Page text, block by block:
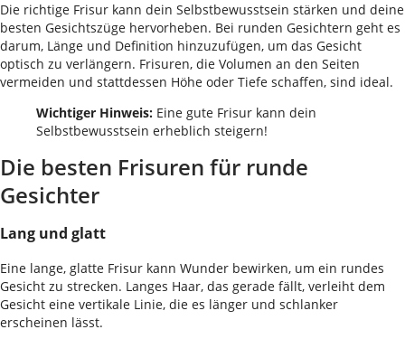
Die richtige Frisur kann dein Selbstbewusstsein stärken und deine
besten Gesichtszüge hervorheben. Bei runden Gesichtern geht es
darum, Länge und Definition hinzuzufügen, um das Gesicht
optisch zu verlängern. Frisuren, die Volumen an den Seiten
vermeiden und stattdessen Höhe oder Tiefe schaffen, sind ideal.
Wichtiger Hinweis: Eine gute Frisur kann dein
Selbstbewusstsein erheblich steigern!
Die besten Frisuren für runde
Gesichter
Lang und glatt
Eine lange, glatte Frisur kann Wunder bewirken, um ein rundes
Gesicht zu strecken. Langes Haar, das gerade fällt, verleiht dem
Gesicht eine vertikale Linie, die es länger und schlanker
erscheinen lässt.